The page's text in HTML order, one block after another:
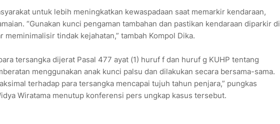
untuk lebih meningkatkan kewaspadaan saat memarkir kendaraan,
“Gunakan kunci pengaman tambahan dan pastikan kendaraan diparkir di
meminimalisir tindak kejahatan,” tambah Kompol Dika.
tersangka dijerat Pasal 477 ayat (1) huruf f dan huruf g KUHP tentang
menggunakan anak kunci palsu dan dilakukan secara bersama-sama.
terhadap para tersangka mencapai tujuh tahun penjara,” pungkas
Wiratama menutup konferensi pers ungkap kasus tersebut.